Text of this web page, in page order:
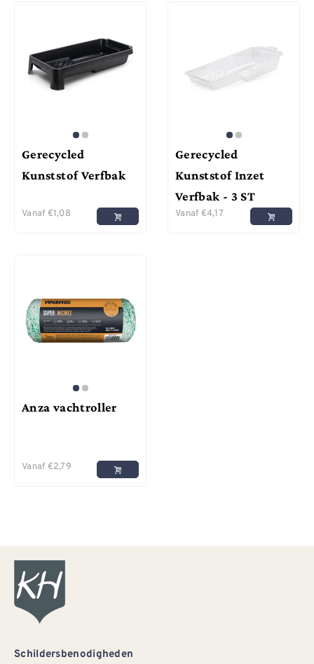
Gerecycled
Kunststof Verfbak
Vanaf €1,08
Gerecycled
Kunststof Inzet
Verfbak - 3 ST
Vanaf €4,17
Anza vachtroller
Vanaf €2,79
Schildersbenodigheden